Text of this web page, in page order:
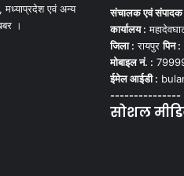
मध्याप्रदेश एवं अन्य
।
संचालक एवं
कार्यालय :
जिला : रायपुरपिन :
मोबाइल नं. :
ईमेल आईडी :
---------------
सोशल